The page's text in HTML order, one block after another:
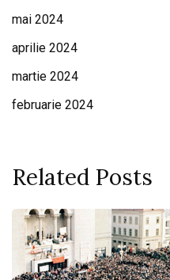
mai 2024
aprilie 2024
martie 2024
februarie 2024
Related Posts